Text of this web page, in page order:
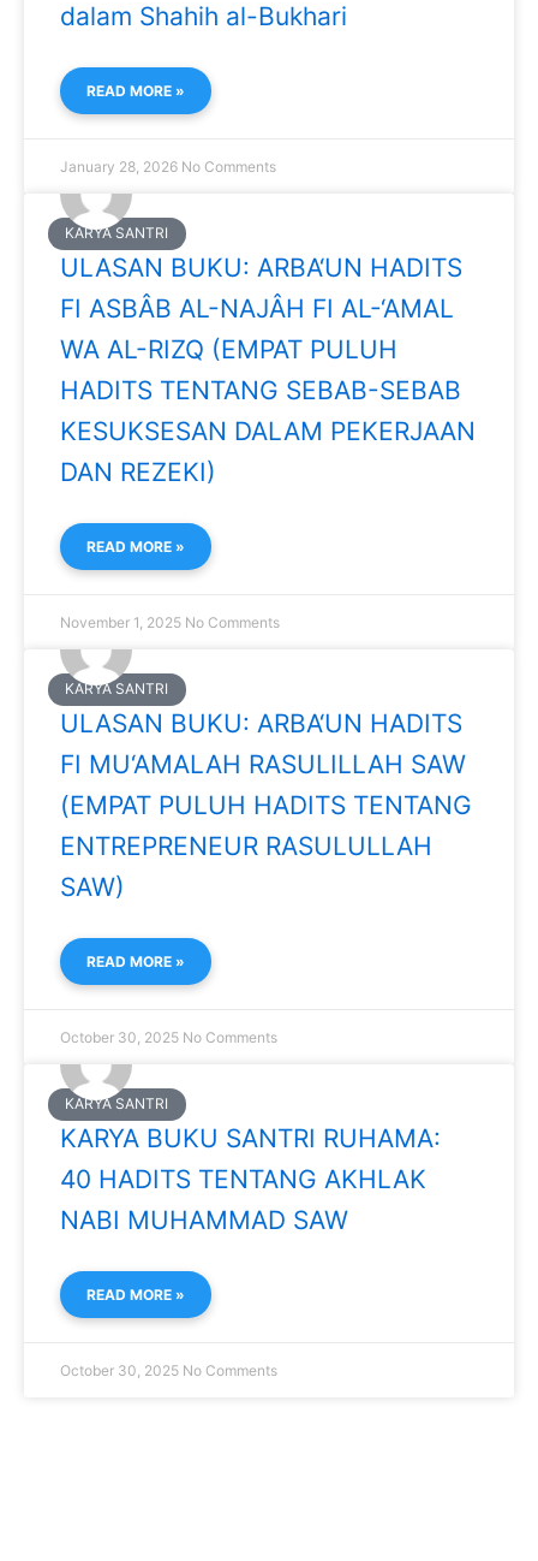
dalam Shahih al-Bukhari
READ MORE »
January 28, 2026 No Comments
KARYA SANTRI
ULASAN BUKU: ARBA‘UN HADITS
FI ASBÂB AL-NAJÂH FI AL-‘AMAL
WA AL-RIZQ (EMPAT PULUH
HADITS TENTANG SEBAB-SEBAB
KESUKSESAN DALAM PEKERJAAN
DAN REZEKI)
READ MORE »
November 1, 2025 No Comments
KARYA SANTRI
ULASAN BUKU: ARBA‘UN HADITS
FI MU‘AMALAH RASULILLAH SAW
(EMPAT PULUH HADITS TENTANG
ENTREPRENEUR RASULULLAH
SAW)
READ MORE »
October 30, 2025 No Comments
KARYA SANTRI
KARYA BUKU SANTRI RUHAMA:
40 HADITS TENTANG AKHLAK
NABI MUHAMMAD SAW
READ MORE »
October 30, 2025 No Comments